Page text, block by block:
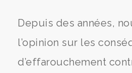
Depuis des années,
l’opinion sur les
d’effarouchement